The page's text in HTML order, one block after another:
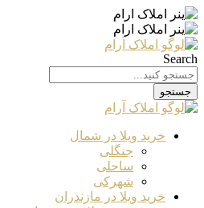
Search
جستجو
خرید ویلا در شمال
جنگلی
ساحلی
شهرکی
خرید ویلا در مازندران